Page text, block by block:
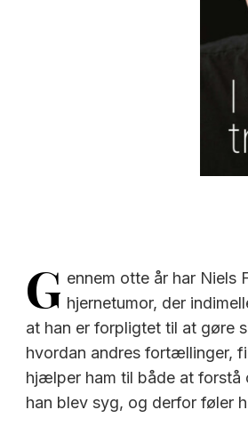
G ennem otte år har Niels
hjernetumor, der
at han er forpligtet til at gøre
hvordan andres fortællinger,
hjælper ham til både at forstå
han blev syg, og derfor føler